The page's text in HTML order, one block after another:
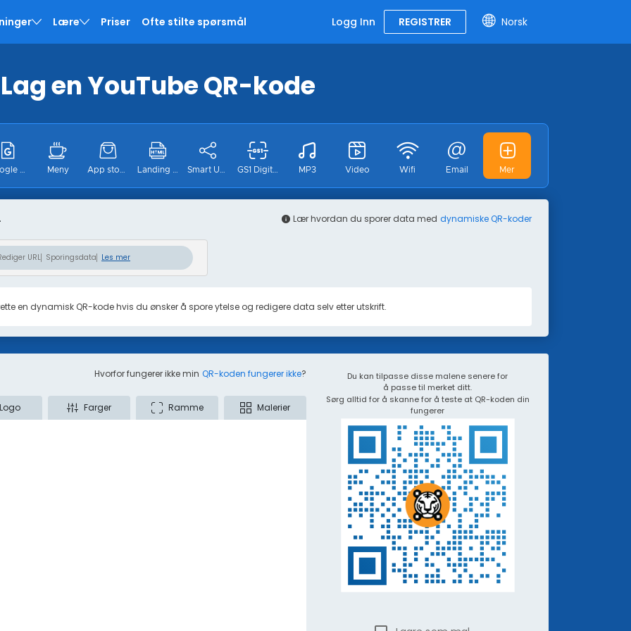
Lære Priser Ofte stilte spørsmål Logg Inn REGISTRER Norsk
Lag en YouTube QR-kode
Meny GS1 Digital MP3 Video Wifi Email nb
Sted Tekst SMS Mindre
Mer
Lær hvordan du sporer data med dynamiske QR-koder
URL Sporingsdata Les mer
en dynamisk QR-kode hvis du ønsker å spore ytelse og redigere data selv etter utskrift.
Hvorfor fungerer ikke min QR-koden fungerer ikke?
Logo Farger Ramme Malerier
Du kan tilpasse disse malene senere for
å passe til merket ditt.
Sørg alltid for å skanne for å teste at QR-koden din
fungerer